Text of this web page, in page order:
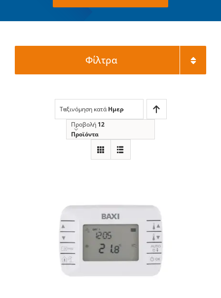
Φίλτρα
Ταξινόμηση κατάΗμερομηνία
Προβολή 12
Προϊόντα